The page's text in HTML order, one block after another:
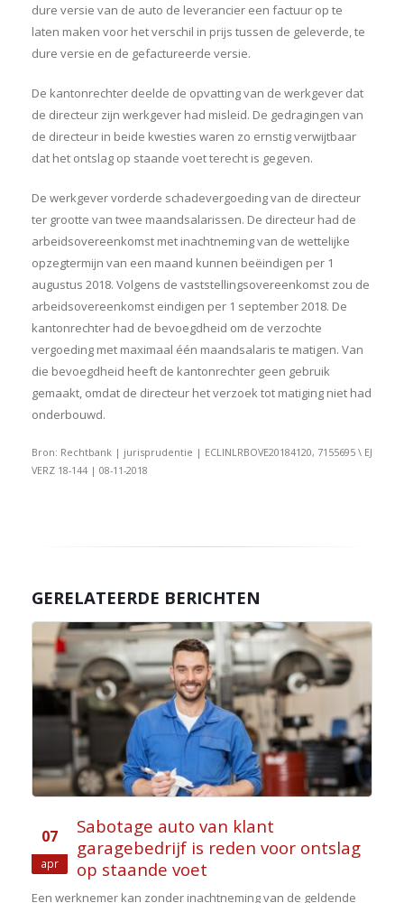
dure versie van de auto de leverancier een factuur op te
laten maken voor het verschil in prijs tussen de geleverde, te
dure versie en de gefactureerde versie.
De kantonrechter deelde de opvatting van de werkgever dat
de directeur zijn werkgever had misleid. De gedragingen van
de directeur in beide kwesties waren zo ernstig verwijtbaar
dat het ontslag op staande voet terecht is gegeven.
De werkgever vorderde schadevergoeding van de directeur
ter grootte van twee maandsalarissen. De directeur had de
arbeidsovereenkomst met inachtneming van de wettelijke
opzegtermijn van een maand kunnen beëindigen per 1
augustus 2018. Volgens de vaststellingsovereenkomst zou de
arbeidsovereenkomst eindigen per 1 september 2018. De
kantonrechter had de bevoegdheid om de verzochte
vergoeding met maximaal één maandsalaris te matigen. Van
die bevoegdheid heeft de kantonrechter geen gebruik
gemaakt, omdat de directeur het verzoek tot matiging niet had
onderbouwd.
Bron: Rechtbank | jurisprudentie | ECLINLRBOVE20184120, 7155695 \ EJ
VERZ 18-144 | 08-11-2018
GERELATEERDE BERICHTEN
07
apr
Sabotage auto van klant
garagebedrijf is reden voor ontslag
op staande voet
Een werknemer kan zonder inachtneming van de geldende